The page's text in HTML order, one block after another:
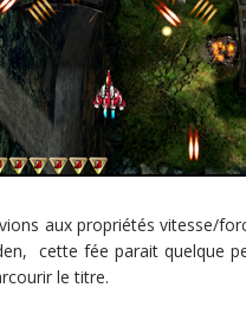
aux propriétés vitesse/
cette fée parait quelque
le titre.